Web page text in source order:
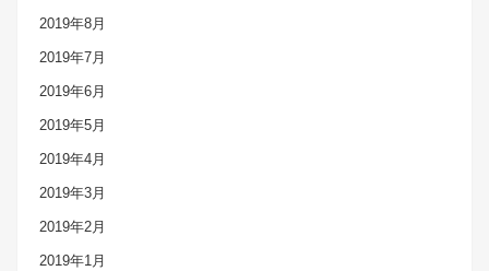
2019年8月
2019年7月
2019年6月
2019年5月
2019年4月
2019年3月
2019年2月
2019年1月